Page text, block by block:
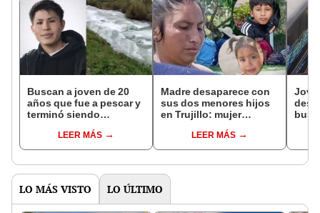
Buscan a joven de 20
años que fue a pescar y
terminó siendo
Llapay en Yauyos
LEER MÁS
Madre desaparece con
sus dos menores hijos
en Trujillo: mujer
mentales, alertan
familiares
LEER MÁS
bus
LO MÁS VISTO LO ÚLTIMO